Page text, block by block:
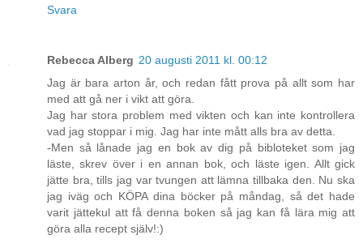
Svara
Rebecca Alberg 20 augusti 2011 kl. 00:12
Jag är bara arton år, och redan fått prova på allt som har
med att gå ner i vikt att göra.
Jag har stora problem med vikten och kan inte kontrollera
vad jag stoppar i mig. Jag har inte mått alls bra av detta.
-Men så lånade jag en bok av dig på bibloteket som jag
läste, skrev över i en annan bok, och läste igen. Allt gick
jätte bra, tills jag var tvungen att lämna tillbaka den. Nu ska
jag iväg och KÖPA dina böcker på måndag, så det hade
varit jättekul att få denna boken så jag kan få lära mig att
göra alla recept själv!:)